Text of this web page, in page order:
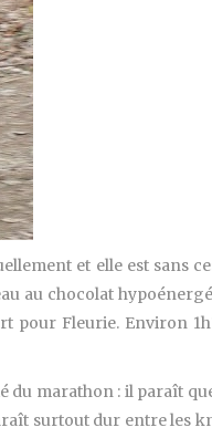
et elle est sans
au chocolat
pour Fleurie. Environ
marathon : il paraît
surtout dur entre les